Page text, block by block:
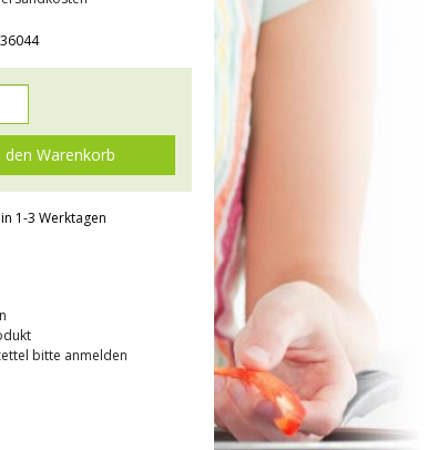
den Warenkorb
1-3 Werktagen
bitte anmelden